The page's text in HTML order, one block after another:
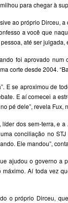
para chegar à
ao próprio Dirceu,
a você que
até ser julgada,
foi aprovado num
corte desde 2004.
E se aproximou de
E aí comecei a
pé dele”, revela Fux,
dos sem-terra, e
conciliação no
Ele mandou”,
ajudou o governo a
Aí toda vez
o próprio Dirceu,